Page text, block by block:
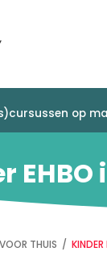
op
VOOR THUIS /